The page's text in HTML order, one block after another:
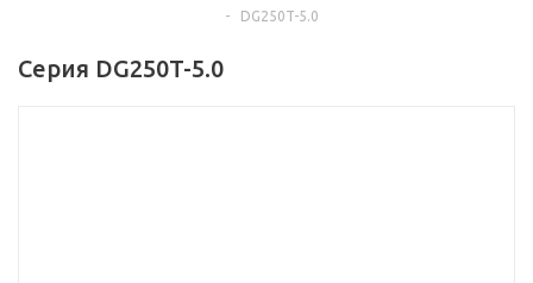
-
DG250T-5.0
Серия DG250T-5.0